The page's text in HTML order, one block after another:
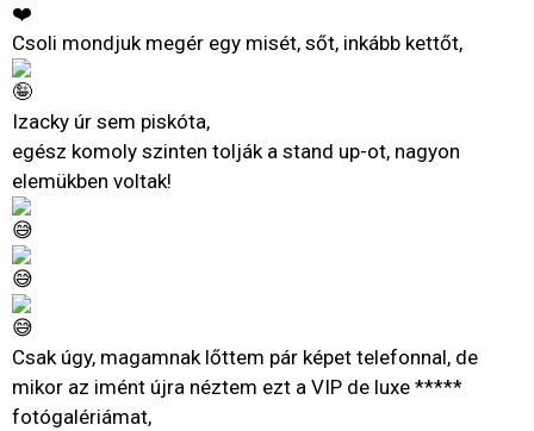
Csoli mondjuk megér egy misét, sőt, inkább kettőt,
Izacky úr sem piskóta,
egész komoly szinten tolják a stand up-ot, nagyon
elemükben voltak!
Csak úgy, magamnak lőttem pár képet telefonnal, de
mikor az imént újra néztem ezt a VIP de luxe *****
fotógalériámat,